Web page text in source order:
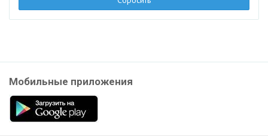
Мобильные приложения